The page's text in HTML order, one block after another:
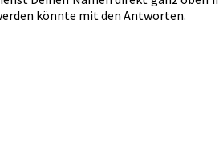
könnte mit den Antworten.